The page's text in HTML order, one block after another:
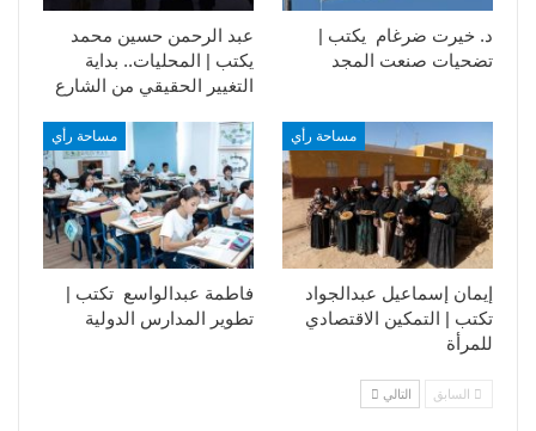
عبد الرحمن حسين محمد
يكتب | المحليات.. بداية
التغيير الحقيقي من الشارع
د. خيرت ضرغام يكتب |
تضحيات صنعت المجد
مساحة رأي
فاطمة عبدالواسع تكتب |
تطوير المدارس الدولية
مساحة رأي
إيمان إسماعيل عبدالجواد
تكتب | التمكين الاقتصادي
للمرأة
السابق التالي